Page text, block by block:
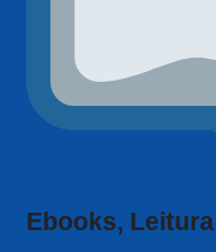
Ebooks,